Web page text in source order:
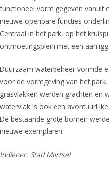
functioneel vorm gegeven vanuit
nieuwe openbare functies
Centraal in het park, op het
ontmoetingsplein met een
Duurzaam waterbeheer vormde
voor de vormgeving van het
grasvlakken werden grachten en
watervlak is ook een
De bestaande grote bomen
nieuwe exemplaren.
Indiener: Stad Mortsel